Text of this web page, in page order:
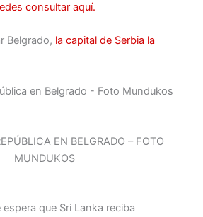
consultar aquí.
Belgrado, la capital de Serbia la
EN BELGRADO – FOTO
MUNDUKOS
que Sri Lanka reciba